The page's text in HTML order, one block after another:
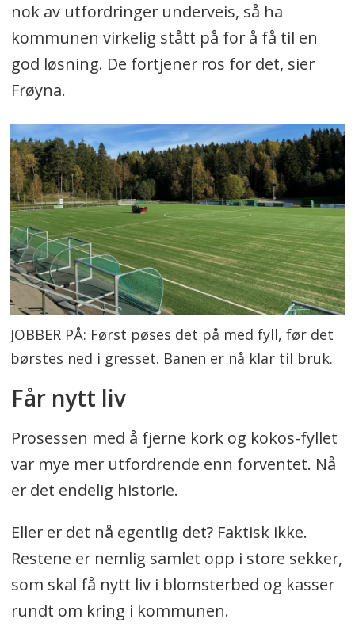
nok av utfordringer underveis, så ha
kommunen virkelig stått på for å få til en
god løsning. De fortjener ros for det, sier
Frøyna.
JOBBER PÅ: Først pøses det på med fyll, før det
børstes ned i gresset. Banen er nå klar til bruk.
Får nytt liv
Prosessen med å fjerne kork og kokos-fyllet
var mye mer utfordrende enn forventet. Nå
er det endelig historie.
Eller er det nå egentlig det? Faktisk ikke.
Restene er nemlig samlet opp i store sekker,
som skal få nytt liv i blomsterbed og kasser
rundt om kring i kommunen.